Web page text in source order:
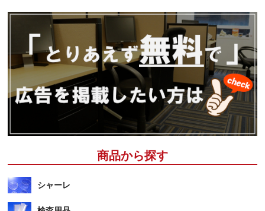
商品から探す
シャーレ